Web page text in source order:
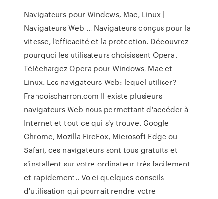
Navigateurs pour Windows, Mac, Linux |
Navigateurs Web ... Navigateurs conçus pour la
vitesse, l'efficacité et la protection. Découvrez
pourquoi les utilisateurs choisissent Opera.
Téléchargez Opera pour Windows, Mac et
Linux. Les navigateurs Web: lequel utiliser? -
Francoischarron.com Il existe plusieurs
navigateurs Web nous permettant d'accéder à
Internet et tout ce qui s'y trouve. Google
Chrome, Mozilla FireFox, Microsoft Edge ou
Safari, ces navigateurs sont tous gratuits et
s'installent sur votre ordinateur très facilement
et rapidement.. Voici quelques conseils
d'utilisation qui pourrait rendre votre